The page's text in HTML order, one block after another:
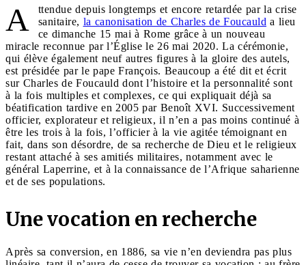
A
ttendue depuis longtemps et encore retardée par la crise
sanitaire, la canonisation de Charles de Foucauld a lieu
ce dimanche 15 mai à Rome grâce à un nouveau
miracle reconnue par l’Église le 26 mai 2020. La cérémonie,
qui élève également neuf autres figures à la gloire des autels,
est présidée par le pape François. Beaucoup a été dit et écrit
sur Charles de Foucauld dont l’histoire et la personnalité sont
à la fois multiples et complexes, ce qui expliquait déjà sa
béatification tardive en 2005 par Benoît XVI. Successivement
officier, explorateur et religieux, il n’en a pas moins continué à
être les trois à la fois, l’officier à la vie agitée témoignant en
fait, dans son désordre, de sa recherche de Dieu et le religieux
restant attaché à ses amitiés militaires, notamment avec le
général Laperrine, et à la connaissance de l’Afrique saharienne
et de ses populations.
Une vocation en recherche
Après sa conversion, en 1886, sa vie n’en deviendra pas plus